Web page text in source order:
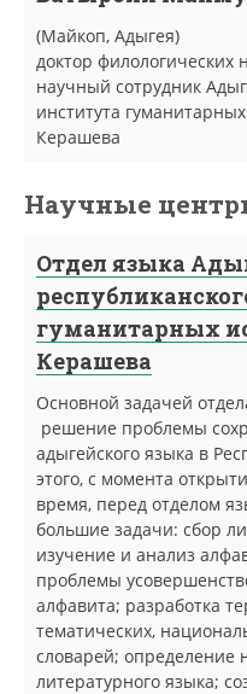
(Майкоп, Адыгея)
доктор филологических
научный сотрудник
института
Керашева
Научные
Отдел языка
гуманитарных
Керашева
Основной задачей
решение проблемы
адыгейского языка в
этого, с момента
время, перед отделом
большие задачи: сбор
изучение и анализ
проблемы
алфавита; разработка
тематических,
словарей; определение
литературного языка;